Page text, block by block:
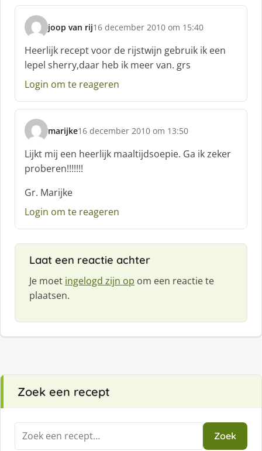
e
f
:
joop van rij
s
c
h
r
e
f
16 december 2010 om 15:40
Heerlijk recept voor de rijstwijn gebruik ik een
lepel sherry,daar heb ik meer van. grs
Login om te reageren
marijke
s
c
h
r
e
f
16 december 2010 om 13:50
Lijkt mij een heerlijk maaltijdsoepie. Ga ik zeker
proberen!!!!!!!
Gr. Marijke
Login om te reageren
Laat een reactie achter
Je moet ingelogd zijn op om een reactie te
plaatsen.
Zoek een recept
Zoeken
naar:
Zoek